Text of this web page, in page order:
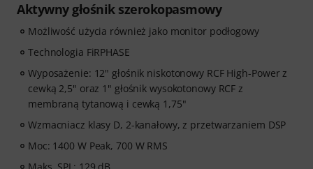
Aktywny głośnik szerokopasmowy
Możliwość użycia również jako monitor podłogowy
Technologia FiRPHASE
Wyposażenie: 12" głośnik niskotonowy RCF High-Power z
cewką 2,5" oraz 1" głośnik wysokotonowy RCF z
membraną tytanową i cewką 1,75"
Wzmacniacz klasy D, 2-kanałowy, z przetwarzaniem DSP
Moc: 1400 W Peak, 700 W RMS